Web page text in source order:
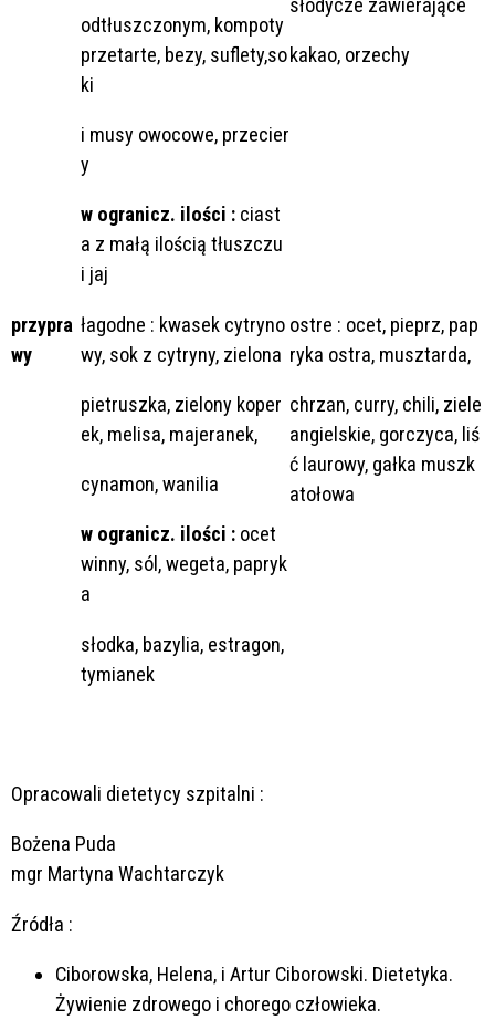
odtłuszczonym, kompoty
przetarte, bezy, suflety,so
ki
i musy owocowe, przecier
y
w ogranicz. ilości : ciast
a z małą ilością tłuszczu
i jaj
słodycze zawierające
kakao, orzechy
przypra
wy
łagodne : kwasek cytryno
wy, sok z cytryny, zielona
pietruszka, zielony koper
ek, melisa, majeranek,
cynamon, wanilia
w ogranicz. ilości : ocet
winny, sól, wegeta, papryk
a
słodka, bazylia, estragon,
tymianek
ostre : ocet, pieprz, pap
ryka ostra, musztarda,
chrzan, curry, chili, ziele
angielskie, gorczyca, liś
ć laurowy, gałka muszk
atołowa
Opracowali dietetycy szpitalni :
Bożena Puda
mgr Martyna Wachtarczyk
Źródła :
Ciborowska, Helena, i Artur Ciborowski. Dietetyka.
Żywienie zdrowego i chorego człowieka.